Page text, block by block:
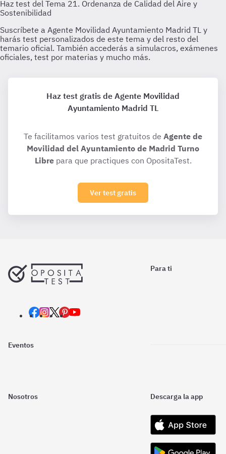
Haz test gratis de Agente Movilidad
Ayuntamiento Madrid TL
Te facilitamos varios test gratuitos de Agente de
Movilidad del Ayuntamiento de Madrid Turno
Librepara que practiques con OpositaTest.
Ver test gratis
Para ti
Eventos
Nosotros Descarga la app